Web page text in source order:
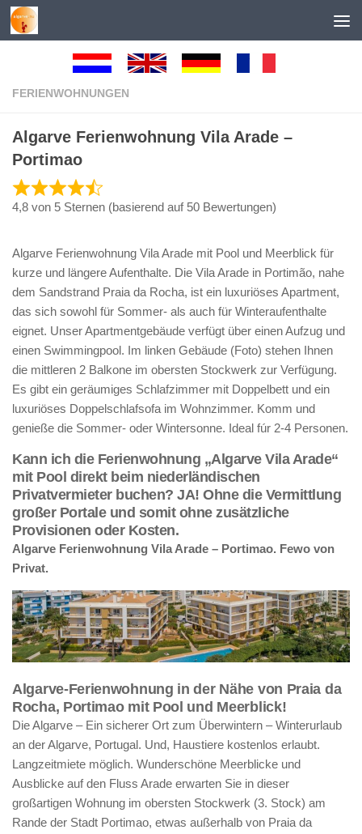
Unter dem Inhalt
FERIENWOHNUNGEN
Algarve Ferienwohnung Vila Arade –
Portimao
4,8 von 5 Sternen (basierend auf 50 Bewertungen)
Algarve Ferienwohnung Vila Arade mit Pool und Meerblick für
kurze und längere Aufenthalte. Die Vila Arade in Portimão, nahe
dem Sandstrand Praia da Rocha, ist ein luxuriöses Apartment,
das sich sowohl für Sommer- als auch für Winteraufenthalte
eignet. Unser Apartmentgebäude verfügt über einen Aufzug und
einen Swimmingpool. Im linken Gebäude (Foto) stehen Ihnen
die mittleren 2 Balkone im obersten Stockwerk zur Verfügung.
Es gibt ein geräumiges Schlafzimmer mit Doppelbett und ein
luxuriöses Doppelschlafsofa im Wohnzimmer. Komm und
genieße die Sommer- oder Wintersonne. Ideal fúr 2-4 Personen.
Kann ich die Ferienwohnung „Algarve Vila Arade“
mit Pool direkt beim niederländischen
Privatvermieter buchen? JA! Ohne die Vermittlung
großer Portale und somit ohne zusätzliche
Provisionen oder Kosten.
Algarve Ferienwohnung Vila Arade – Portimao. Fewo von
Privat.
Algarve-Ferienwohnung in der Nähe von Praia da
Rocha, Portimao mit Pool und Meerblick!
Die Algarve – Ein sicherer Ort zum Überwintern – Winterurlaub
an der Algarve, Portugal. Und, Haustiere kostenlos erlaubt.
Langzeitmiete möglich. Wunderschöne Meerblicke und
Ausblicke auf den Fluss Arade erwarten Sie in dieser
großartigen Wohnung im obersten Stockwerk (3. Stock) am
Rande der Stadt Portimao, etwas außerhalb von Praia da